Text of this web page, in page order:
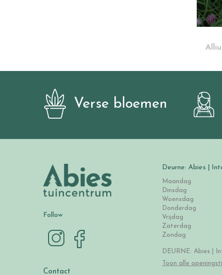
Verse bloemen
Follow
Contact
Deurne: Abies |
Maandag
Dinsdag
Woensdag
Donderdag
Vrijdag
Zaterdag
Zondag
DEURNE: Abies |
Toon alle